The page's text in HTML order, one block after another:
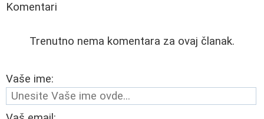
Komentari
Trenutno nema komentara za ovaj članak.
Vaše ime: